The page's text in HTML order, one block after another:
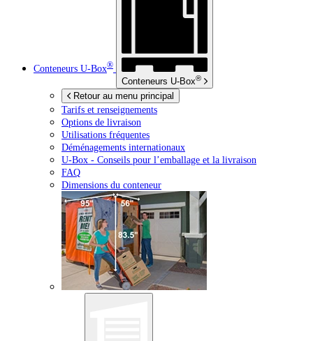
Conteneurs U-Box®
Conteneurs U-Box®
Retour au menu principal
Tarifs et renseignements
Options de livraison
Utilisations fréquentes
Déménagements internationaux
U-Box - Conseils pour l’emballage et la livraison
FAQ
Dimensions du conteneur